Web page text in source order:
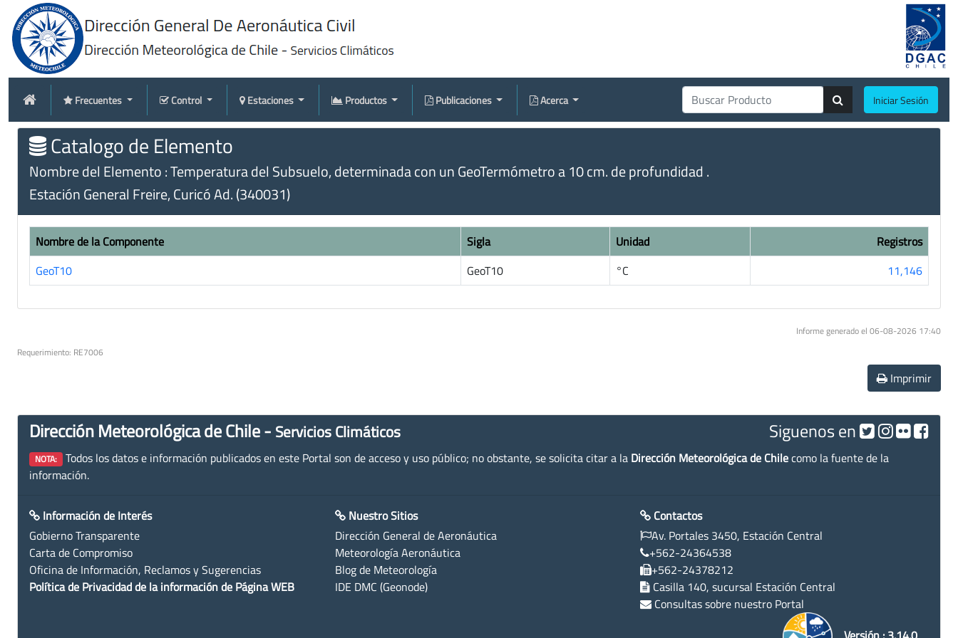
Frecuentes Control Estaciones Productos Publicaciones Acerca Iniciar Sesión
Catalogo de Elemento
Nombre del Elemento : Temperatura del Subsuelo, determinada con un GeoTermómetro a 10 cm. de profundidad .
Estación General Freire, Curicó Ad. (340031)
Nombre de la Componente Sigla Unidad
Registros
GeoT10
GeoT10 °C 11,146
Informe generado el 06-08-2026 17:40
Requerimiento: RE7006
Imprimir
Dirección Meteorológica de Chile - Servicios Climáticos Siguenos en
NOTA: Todos los datos e información publicados en este Portal son de acceso y uso público; no obstante, se solicita citar a la Dirección Meteorológica de Chilecomo la fuente de la
información.
Información de Interés
Gobierno Transparente
Carta de Compromiso
Oficina de Información, Reclamos y Sugerencias
Política de Privacidad de la información de Página WEB
Nuestro Sitios
Dirección General de Aeronáutica
Meteorología Aeronáutica
Blog de Meteorología
IDE DMC (Geonode)
Contactos
Av. Portales 3450, Estación Central
+562-24364538
+562-24378212
Casilla 140, sucursal Estación Central
Consultas sobre nuestro Portal